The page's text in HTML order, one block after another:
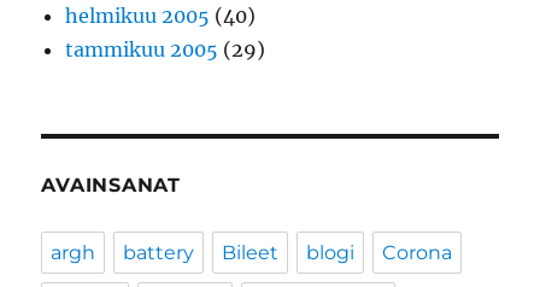
helmikuu 2005 (40)
tammikuu 2005 (29)
AVAINSANAT
argh battery Bileet blogi Corona